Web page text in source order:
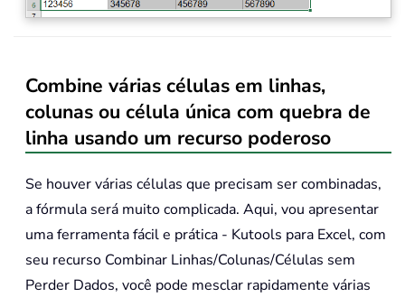
Combine várias células em linhas,
colunas ou célula única com quebra de
linha usando um recurso poderoso
Se houver várias células que precisam ser combinadas,
a fórmula será muito complicada. Aqui, vou apresentar
uma ferramenta fácil e prática - Kutools para Excel, com
seu recurso Combinar Linhas/Colunas/Células sem
Perder Dados, você pode mesclar rapidamente várias